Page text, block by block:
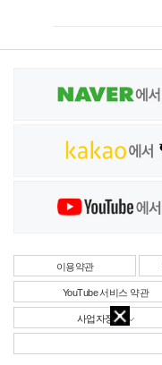
이용약관
YouTube 서비스 약관
사업자정보